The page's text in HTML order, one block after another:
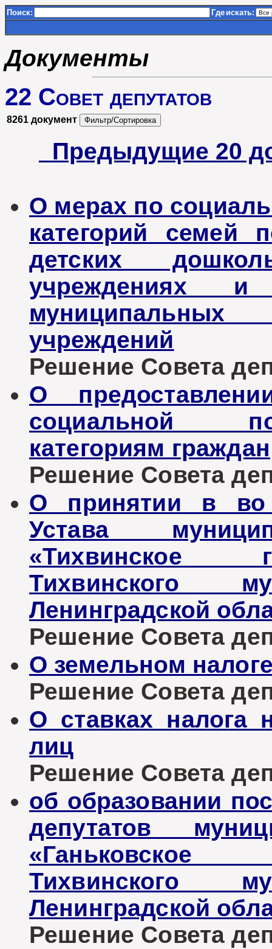
Поиск: Где искать:
Документы
22 Совет депутатов
8261 документ
Предыдущие 20
О мерах по
категорий семей
детских
учреждениях и
учреждений
Решение Совета
О
социальной
категориям граждан
Решение Совета
О принятии в во
Устава
«Тихвинское
Тихвинского
Ленинградской
Решение Совета
О земельном
Решение Совета
О ставках налога
лиц
Решение Совета
об образовании
депутатов
«Ганьковское
Тихвинского
Ленинградской
Решение Совета